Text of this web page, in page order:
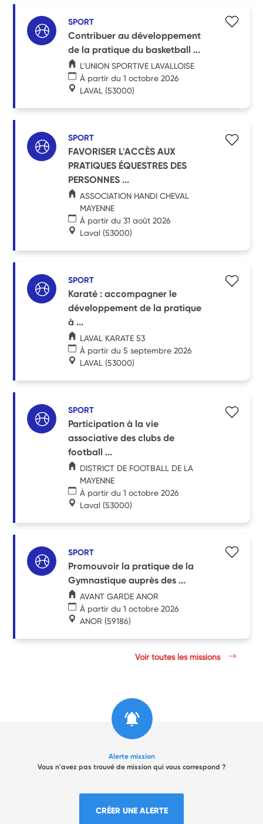
SPORT
Contribuer au développement
de la pratique du basketball ...
L'UNION SPORTIVE LAVALLOISE
À partir du 1 octobre 2026
LAVAL (53000)
SPORT
FAVORISER L'ACCÈS AUX
PRATIQUES ÉQUESTRES DES
PERSONNES ...
ASSOCIATION HANDI CHEVAL
MAYENNE
À partir du 31 août 2026
Laval (53000)
SPORT
Karaté : accompagner le
développement de la pratique
à ...
LAVAL KARATE 53
À partir du 5 septembre 2026
LAVAL (53000)
SPORT
Participation à la vie
associative des clubs de
football ...
DISTRICT DE FOOTBALL DE LA
MAYENNE
À partir du 1 octobre 2026
Laval (53000)
SPORT
Promouvoir la pratique de la
Gymnastique auprès des ...
AVANT GARDE ANOR
À partir du 1 octobre 2026
ANOR (59186)
Voir toutes les missions
Alerte mission
Vous n'avez pas trouvé de mission qui vous correspond ?
CRÉER UNE ALERTE